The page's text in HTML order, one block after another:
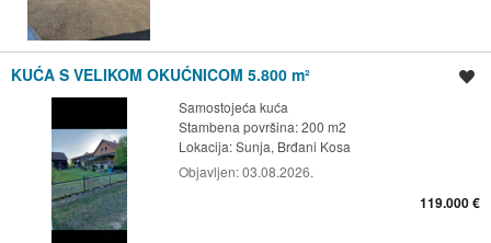
KUĆA S VELIKOM OKUĆNICOM 5.800 m²
Samostojeća kuća
Stambena površina: 200 m2
Lokacija:Sunja, Brđani Kosa
Objavljen:03.08.2026.
119.000 €